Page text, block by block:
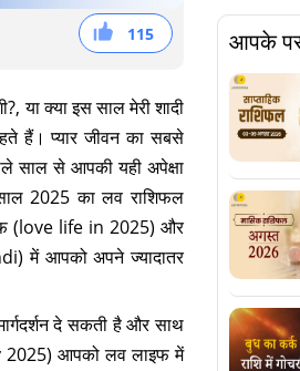
115
38
36
41
या क्या इस साल मेरी शादी
हैं। प्यार जीवन का सबसे
साल से आपकी यही अपेक्षा
2025 का लव राशिफल
(love life in 2025) और
में आपको अपने ज्यादातर
दे सकती है और साथ
2025) आपको लव लाइफ में
आपके